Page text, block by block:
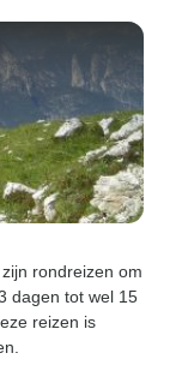
rondreizen om
dagen tot wel 15
reizen is